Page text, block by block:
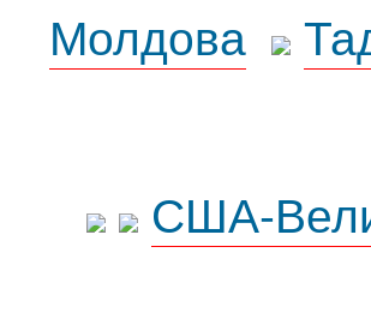
Молдова
США-